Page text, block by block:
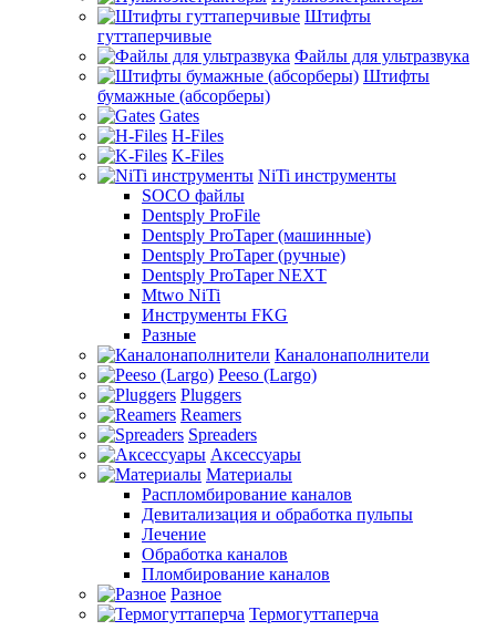
Штифты
гуттаперчивые
Файлы для ультразвука
Штифты
бумажные (абсорберы)
Gates
H-Files
K-Files
NiTi инструменты
SOCO файлы
Dentsply ProFile
Dentsply ProTaper (машинные)
Dentsply ProTaper (ручные)
Dentsply ProTaper NEXT
Mtwo NiTi
Инструменты FKG
Разные
Каналонаполнители
Peeso (Largo)
Pluggers
Reamers
Spreaders
Аксессуары
Материалы
Распломбирование каналов
Девитализация и обработка пульпы
Лечение
Обработка каналов
Пломбирование каналов
Разное
Термогуттаперча